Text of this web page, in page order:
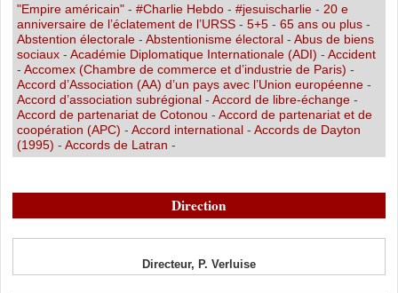
"Empire américain"- #Charlie Hebdo- #jesuischarlie- 20 e
anniversaire de l’éclatement de l’URSS- 5+5- 65 ans ou plus-
Abstention électorale- Abstentionisme électoral- Abus de biens
sociaux- Académie Diplomatique Internationale (ADI) - Accident
- Accomex (Chambre de commerce et d’industrie de Paris) -
Accord d’Association (AA) d’un pays avec l’Union européenne-
Accord d’association subrégional- Accord de libre-échange-
Accord de partenariat de Cotonou - Accord de partenariat et de
coopération (APC) - Accord international- Accords de Dayton
(1995) - Accords de Latran -
Direction
Directeur, P. Verluise